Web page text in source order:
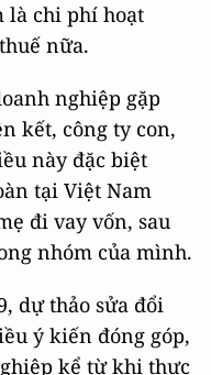
là chi phí hoạt
nữa.
nghiệp gặp
kết, công ty con,
này đặc biệt
tại Việt Nam
đi vay vốn, sau
nhóm của mình.
dự thảo sửa đổi
ý kiến đóng góp,
kể từ khi thực